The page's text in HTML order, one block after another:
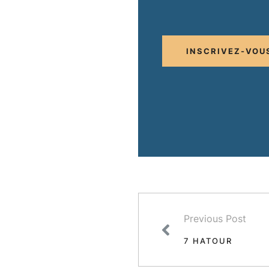
INSCRIVEZ-
Previous Post
7 HATOUR